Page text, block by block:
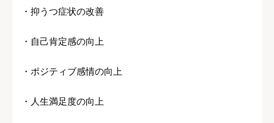
・抑うつ症状の改善
・自己肯定感の向上
・ポジティブ感情の向上
・人生満足度の向上